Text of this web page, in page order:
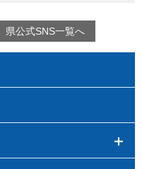
県公式SNS一覧へ